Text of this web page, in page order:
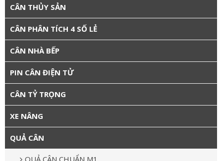
CÂN THỦY SẢN
CÂN PHÂN TÍCH 4 SỐ LẺ
CÂN NHÀ BẾP
PIN CÂN ĐIỆN TỬ
CÂN TỶ TRỌNG
XE NÂNG
QUẢ CÂN
QUẢ CÂN CHUẨN M1